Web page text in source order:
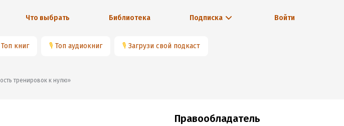
Что выбрать Библиотека Подписка Войти
Топ книг 🎙 Топ аудиокниг 🎙 Загрузи свой подкаст
тренировок к нулю»
Правообладатель